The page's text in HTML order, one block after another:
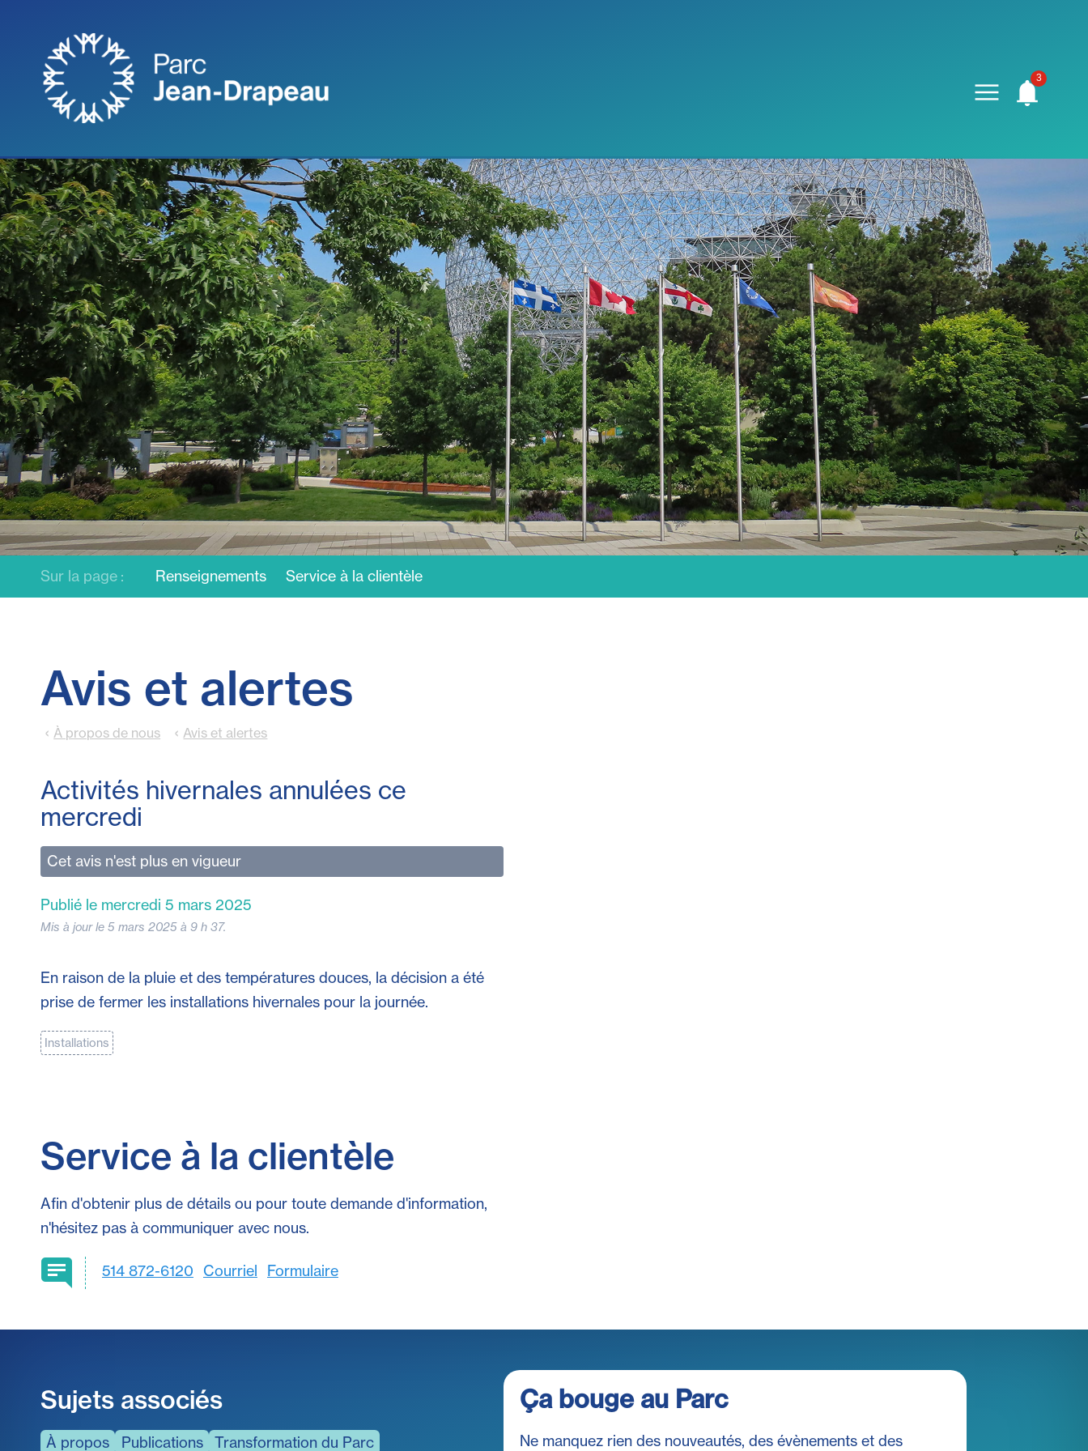
Sur la page : Renseignements Service à la clientèle
Avis et alertes
À propos de nous Avis et alertes
Activités hivernales annulées ce
mercredi
Cet avis n'est plus en vigueur
Publié le mercredi 5 mars 2025
Mis à jour le 5 mars 2025 à 9 h 37.
En raison de la pluie et des températures douces, la décision a été
prise de fermer les installations hivernales pour la journée.
Installations
Service à la clientèle
Afin d'obtenir plus de détails ou pour toute demande d'information,
n'hésitez pas à communiquer avec nous.
514 872-6120 Courriel Formulaire
Sujets associés
À propos Publications Transformation du Parc
Ça bouge au Parc
Ne manquez rien des nouveautés, des évènements et des